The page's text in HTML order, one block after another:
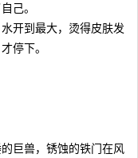
己。
开到最大，烫得皮肤发
停下。
巨兽，锈蚀的铁门在风